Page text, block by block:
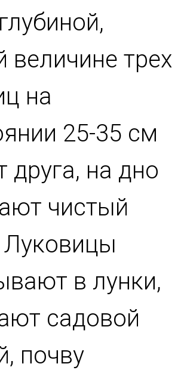
величине трех
на
25-35 см
друга, на дно
чистый
Луковицы
в лунки,
садовой
почву